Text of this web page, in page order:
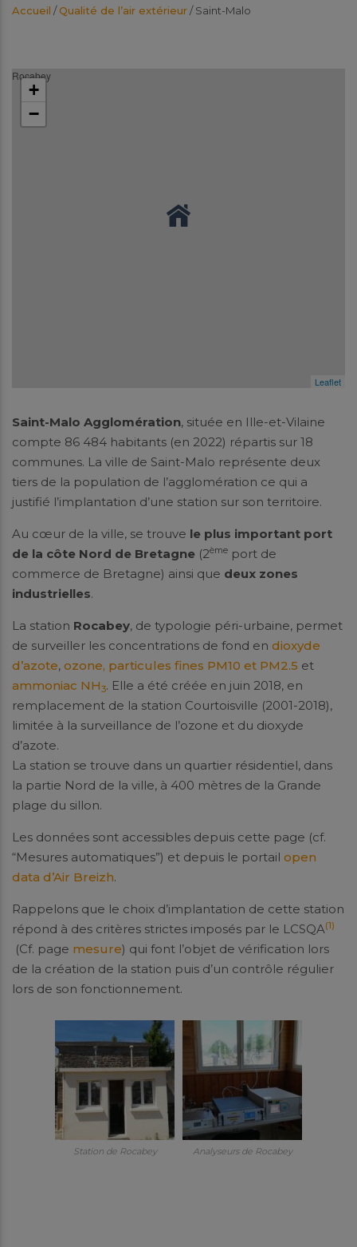
Accueil /Qualité de l’air extérieur/Saint-Malo
Rocabey
+
−
Leaflet
Saint-Malo Agglomération, située en Ille-et-Vilaine
compte 86 484 habitants (en 2022) répartis sur 18
communes. La ville de Saint-Malo représente deux
tiers de la population de l’agglomération ce qui a
justifié l’implantation d’une station sur son territoire.
Au cœur de la ville, se trouve le plus important port
de la côte Nord de Bretagne (2ème port de
commerce de Bretagne) ainsi que deux zones
industrielles.
La station Rocabey, de typologie péri-urbaine, permet
de surveiller les concentrations de fond en dioxyde
d’azote, ozone, particules fines PM10 et PM2.5 et
ammoniac NH3. Elle a été créée en juin 2018, en
remplacement de la station Courtoisville (2001-2018),
limitée à la surveillance de l’ozone et du dioxyde
d’azote.
La station se trouve dans un quartier résidentiel, dans
la partie Nord de la ville, à 400 mètres de la Grande
plage du sillon.
Les données sont accessibles depuis cette page (cf.
“Mesures automatiques”) et depuis le portail open
data d’Air Breizh.
Rappelons que le choix d’implantation de cette station
répond à des critères strictes imposés par le LCSQA(1)
(Cf. page mesure) qui font l’objet de vérification lors
de la création de la station puis d’un contrôle régulier
lors de son fonctionnement.
Station de Rocabey Analyseurs de Rocabey